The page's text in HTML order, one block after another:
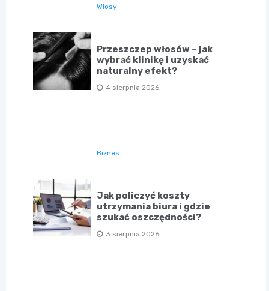
Włosy
Przeszczep włosów – jak
wybrać klinikę i uzyskać
naturalny efekt?
4 sierpnia 2026
Biznes
Jak policzyć koszty
utrzymania biura i gdzie
szukać oszczędności?
3 sierpnia 2026